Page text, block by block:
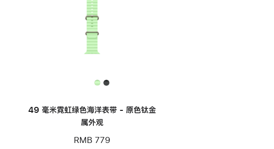
49 毫米霓虹绿色海洋表带 - 原色钛金
属外观
RMB 779